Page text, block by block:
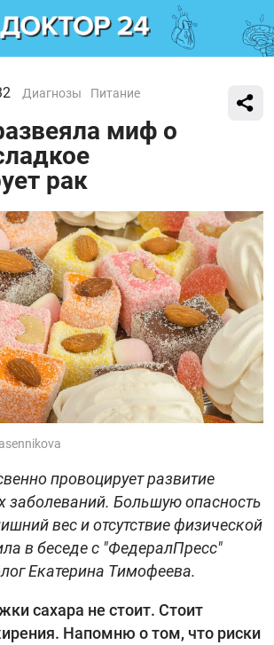
Диагнозы Питание
миф о
рак
провоцирует развитие
заболеваний. Большую опасность
вес и отсутствие физической
в беседе с "ФедералПресс"
Екатерина Тимофеева.
сахара не стоит. Стоит
Напомню о том, что риски